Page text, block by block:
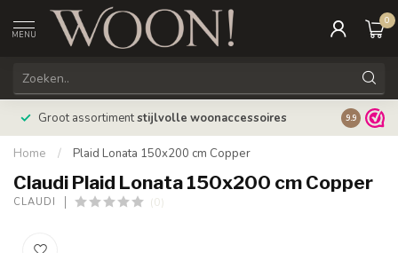
MENU
0
Groot assortimentstijlvolle woonaccessoires 9.9
Home / Plaid Lonata 150x200 cm Copper
Claudi Plaid Lonata 150x200 cm Copper
CLAUDI (0)